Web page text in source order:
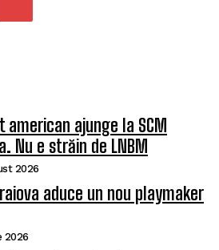
ajunge la SCM
Nu e străin de LNBM
2026
aduce un nou playmaker
2026